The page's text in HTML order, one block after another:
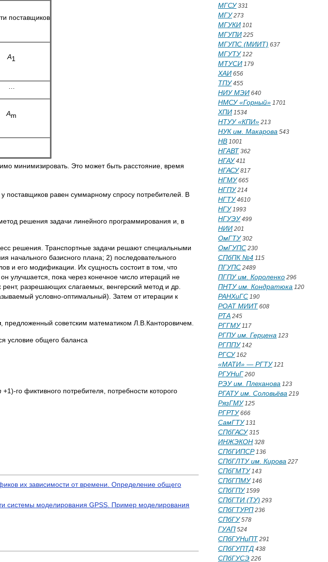
поставщиков
A1
Am
минимизировать. Это может быть расстояние, время
поставщиков равен суммарному спросу потребителей. В
решения задачи линейного программирования и, в
решения. Транспортные задачи решают специальными
начального базисного плана; 2) последовательного
и его модификации. Их сущность состоит в том, что
улучшается, пока через конечное число итераций не
разрешающих слагаемых, венгерский метод и др.
условно-оптимальный). Затем от итерации к
, предложенный советским математиком Л.В.Канторовичем.
условие общего баланса
+1)-го фиктивного потребителя, потребности которого
их зависимости от времени. Определение общего
системы моделирования GPSS. Пример моделирования
МГСУ331
МГУ273
МГУКИ 101
МГУПИ 225
МГУПС (МИИТ) 637
МГУТУ122
МТУСИ 179
ХАИ 656
ТПУ455
НИУ МЭИ 640
НМСУ «Горный» 1701
ХПИ 1534
НТУУ «КПИ» 213
НУК им. Макарова 543
НВ 1001
НГАВТ 362
НГАУ411
НГАСУ817
НГМУ665
НГПУ214
НГТУ4610
НГУ1993
НГУЭУ499
НИИ 201
ОмГТУ302
ОмГУПС 230
СПбПК №4 115
ПГУПС 2489
ПГПУ им. Короленко 296
ПНТУ им. Кондратюка 120
РАНХиГС 190
РОАТ МИИТ 608
РТА 245
РГГМУ117
РГПУ им. Герцена 123
РГППУ142
РГСУ162
«МАТИ» — РГТУ121
РГУНиГ 260
РЭУ им. Плеханова 123
РГАТУ им. Соловьёва 219
РязГМУ125
РГРТУ666
СамГТУ131
СПбГАСУ315
ИНЖЭКОН 328
СПбГИПСР136
СПбГЛТУ им. Кирова 227
СПбГМТУ143
СПбГПМУ146
СПбГПУ1599
СПбГТИ (ТУ) 293
СПбГТУРП 236
СПбГУ578
ГУАП 524
СПбГУНиПТ 291
СПбГУПТД 438
СПбГУСЭ 226